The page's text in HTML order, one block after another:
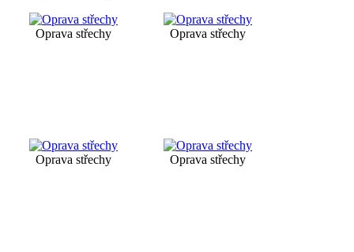
Oprava střechy Oprava střechy
Oprava střechy Oprava střechy